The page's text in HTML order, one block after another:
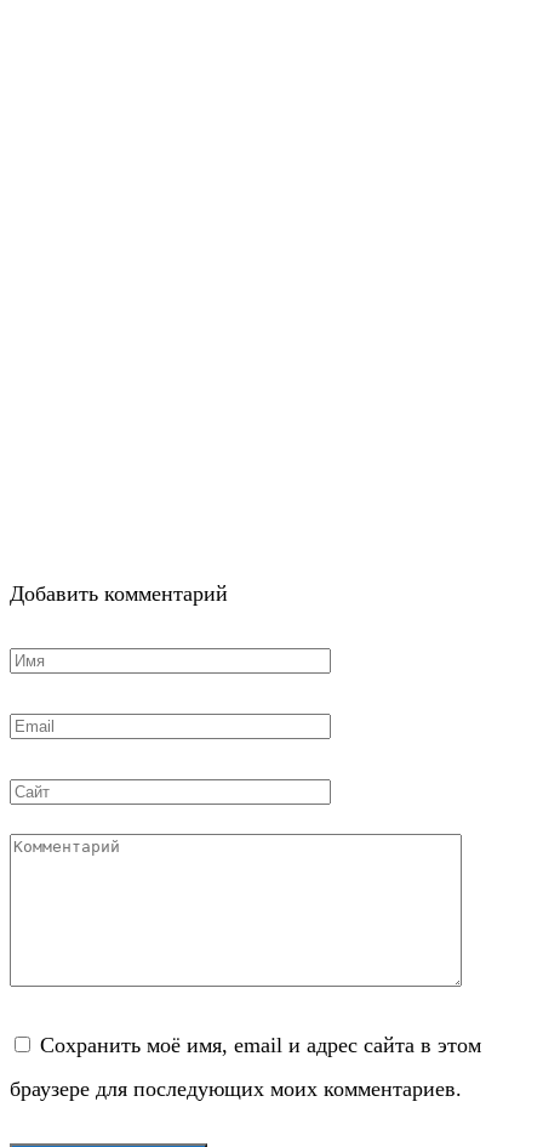
Добавить комментарий
Имя
Email
Сайт
Комментарий
Сохранить моё имя, email и адрес сайта в этом
браузере для последующих моих комментариев.